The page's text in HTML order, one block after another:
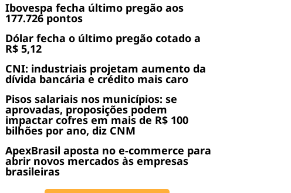
Ibovespa fecha último pregão aos
177.726 pontos
Dólar fecha o último pregão cotado a
R$ 5,12
CNI: industriais projetam aumento da
dívida bancária e crédito mais caro
Pisos salariais nos municípios: se
aprovadas, proposições podem
impactar cofres em mais de R$ 100
bilhões por ano, diz CNM
ApexBrasil aposta no e-commerce para
abrir novos mercados às empresas
brasileiras